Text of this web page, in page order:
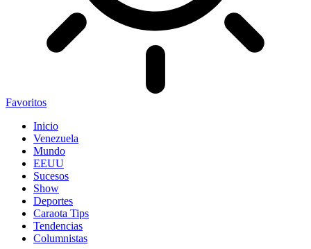
Favoritos
Inicio
Venezuela
Mundo
EEUU
Sucesos
Show
Deportes
Caraota Tips
Tendencias
Columnistas